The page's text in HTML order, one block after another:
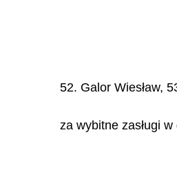
52. Galor Wiesław,
za wybitne zasługi